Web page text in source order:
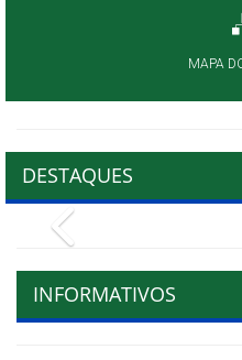
MAPA
DESTAQUES
INFORMATIVOS